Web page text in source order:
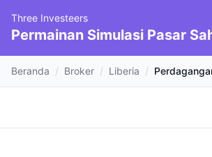
Three Investeers
Permainan Simulasi Pasar
Beranda / Broker / Liberia /